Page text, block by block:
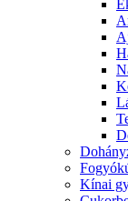
Kínai